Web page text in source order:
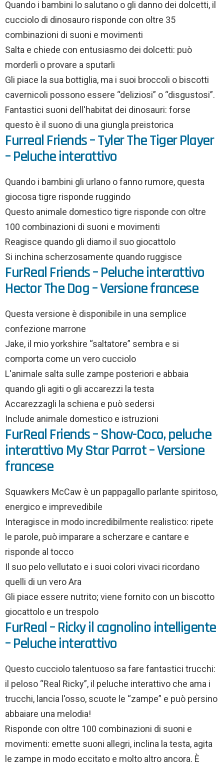
Quando i bambini lo salutano o gli danno dei dolcetti, il
cucciolo di dinosauro risponde con oltre 35
combinazioni di suoni e movimenti
Salta e chiede con entusiasmo dei dolcetti: può
morderli o provare a sputarli
Gli piace la sua bottiglia, ma i suoi broccoli o biscotti
cavernicoli possono essere “deliziosi” o “disgustosi”.
Fantastici suoni dell'habitat dei dinosauri: forse
questo è il suono di una giungla preistorica
Furreal Friends – Tyler The Tiger Player
– Peluche interattivo
Quando i bambini gli urlano o fanno rumore, questa
giocosa tigre risponde ruggindo
Questo animale domestico tigre risponde con oltre
100 combinazioni di suoni e movimenti
Reagisce quando gli diamo il suo giocattolo
Si inchina scherzosamente quando ruggisce
FurReal Friends – Peluche interattivo
Hector The Dog – Versione francese
Questa versione è disponibile in una semplice
confezione marrone
Jake, il mio yorkshire “saltatore” sembra e si
comporta come un vero cucciolo
L'animale salta sulle zampe posteriori e abbaia
quando gli agiti o gli accarezzi la testa
Accarezzagli la schiena e può sedersi
Include animale domestico e istruzioni
FurReal Friends – Show-Coco, peluche
interattivo My Star Parrot – Versione
francese
Squawkers McCaw è un pappagallo parlante spiritoso,
energico e imprevedibile
Interagisce in modo incredibilmente realistico: ripete
le parole, può imparare a scherzare e cantare e
risponde al tocco
Il suo pelo vellutato e i suoi colori vivaci ricordano
quelli di un vero Ara
Gli piace essere nutrito; viene fornito con un biscotto
giocattolo e un trespolo
FurReal – Ricky il cagnolino intelligente
– Peluche interattivo
Questo cucciolo talentuoso sa fare fantastici trucchi:
il peloso “Real Ricky”, il peluche interattivo che ama i
trucchi, lancia l'osso, scuote le “zampe” e può persino
abbaiare una melodia!
Risponde con oltre 100 combinazioni di suoni e
movimenti: emette suoni allegri, inclina la testa, agita
le zampe in modo eccitato e molto altro ancora. È